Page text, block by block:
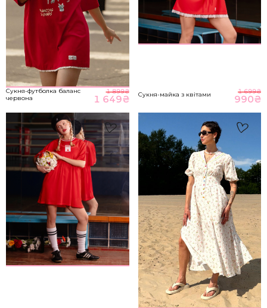
Сукня-футболка баланс
червона
1 899₴
1 649₴ Сукня-майка з квітами 1 699₴
990₴
ВІДПРАВИТИ
НА ГОЛОВНУ
*розміри вказані в сантиметрах